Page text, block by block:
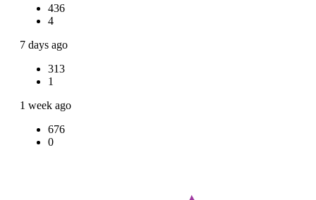
436
4
7 days ago
313
1
1 week ago
676
0